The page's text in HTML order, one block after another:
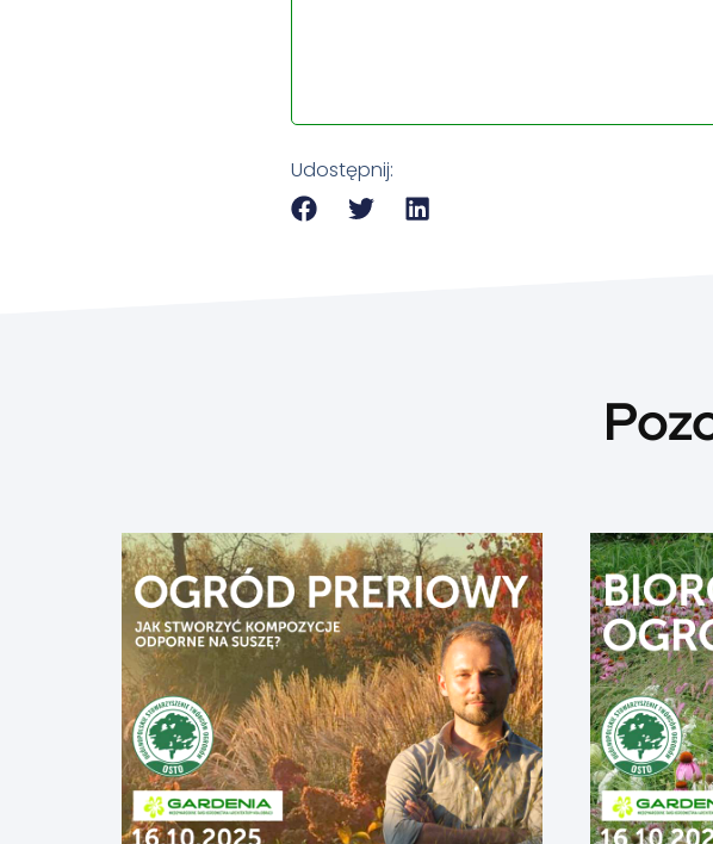
Udostępnij: